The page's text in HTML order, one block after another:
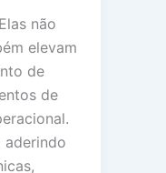
não
elevam
de
de
aderindo